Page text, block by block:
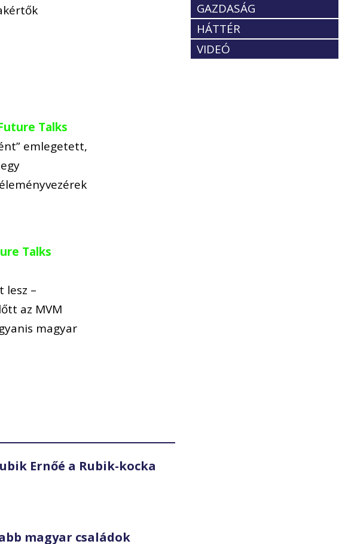
Talks
emlegetett,
Talks
lesz –
az MVM
magyar
Ernőé a Rubik-kocka
magyar családok
GAZDASÁG
HÁTTÉR
VIDEÓ